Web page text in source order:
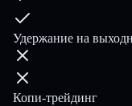
Удержание на
Копи-трейдинг